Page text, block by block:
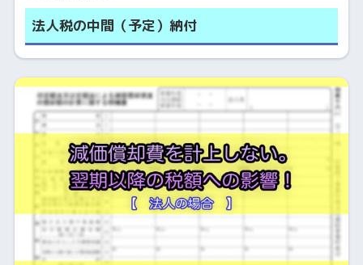
法人税の中間（予定）納付